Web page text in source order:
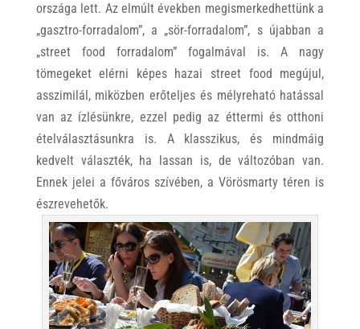
országa lett. Az elmúlt években megismerkedhettünk a
„gasztro-forradalom”, a „sör-forradalom”, s újabban a
„street food forradalom” fogalmával is. A nagy
tömegeket elérni képes hazai street food megújul,
asszimilál, miközben erőteljes és mélyreható hatással
van az ízlésünkre, ezzel pedig az éttermi és otthoni
ételválasztásunkra is. A klasszikus, és mindmáig
kedvelt választék, ha lassan is, de változóban van.
Ennek jelei a főváros szívében, a Vörösmarty téren is
észrevehetők.